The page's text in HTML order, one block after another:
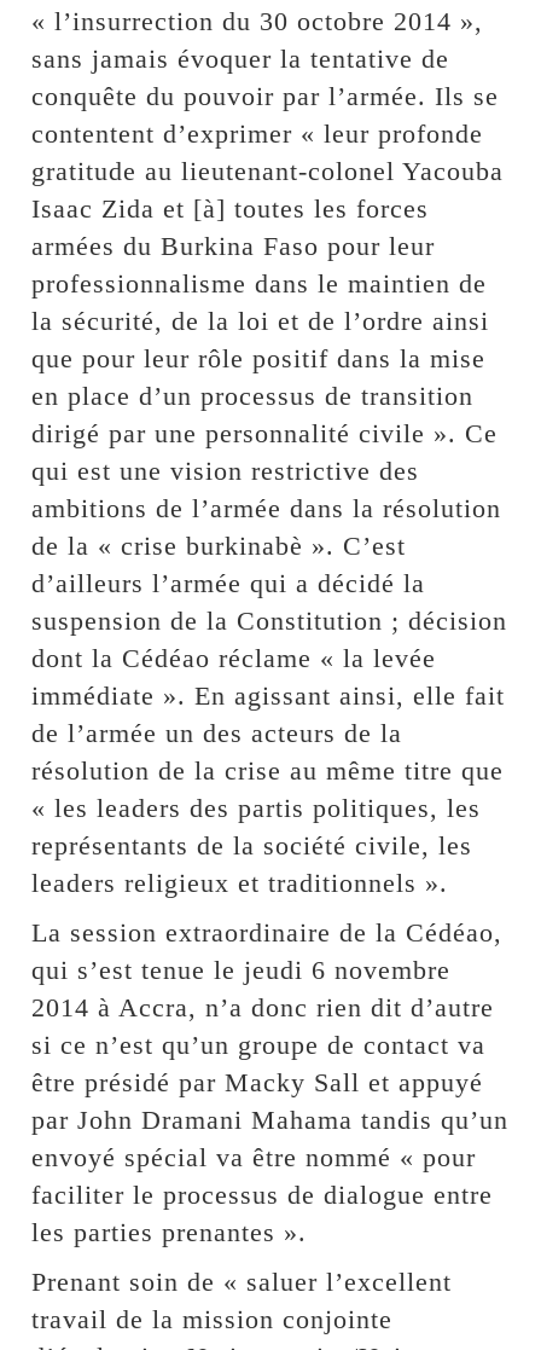
« l’insurrection du 30 octobre 2014 »,
sans jamais évoquer la tentative de
conquête du pouvoir par l’armée. Ils se
contentent d’exprimer « leur profonde
gratitude au lieutenant-colonel Yacouba
Isaac Zida et [à] toutes les forces
armées du Burkina Faso pour leur
professionnalisme dans le maintien de
la sécurité, de la loi et de l’ordre ainsi
que pour leur rôle positif dans la mise
en place d’un processus de transition
dirigé par une personnalité civile ». Ce
qui est une vision restrictive des
ambitions de l’armée dans la résolution
de la « crise burkinabè ». C’est
d’ailleurs l’armée qui a décidé la
suspension de la Constitution ; décision
dont la Cédéao réclame « la levée
immédiate ». En agissant ainsi, elle fait
de l’armée un des acteurs de la
résolution de la crise au même titre que
« les leaders des partis politiques, les
représentants de la société civile, les
leaders religieux et traditionnels ».
La session extraordinaire de la Cédéao,
qui s’est tenue le jeudi 6 novembre
2014 à Accra, n’a donc rien dit d’autre
si ce n’est qu’un groupe de contact va
être présidé par Macky Sall et appuyé
par John Dramani Mahama tandis qu’un
envoyé spécial va être nommé « pour
faciliter le processus de dialogue entre
les parties prenantes ».
Prenant soin de « saluer l’excellent
travail de la mission conjointe